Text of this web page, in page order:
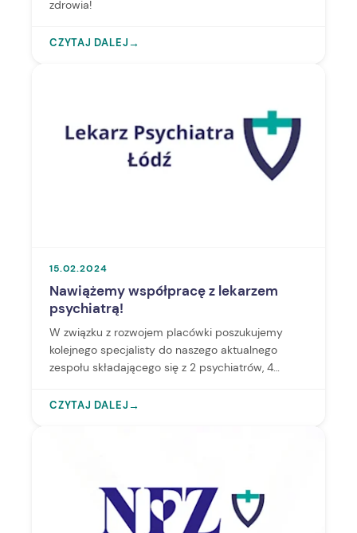
zdrowia!
CZYTAJ DALEJ→
15.02.2024
Nawiążemy współpracę z lekarzem
psychiatrą!
W związku z rozwojem placówki poszukujemy
kolejnego specjalisty do naszego aktualnego
zespołu składającego się z 2 psychiatrów, 4
CZYTAJ DALEJ→